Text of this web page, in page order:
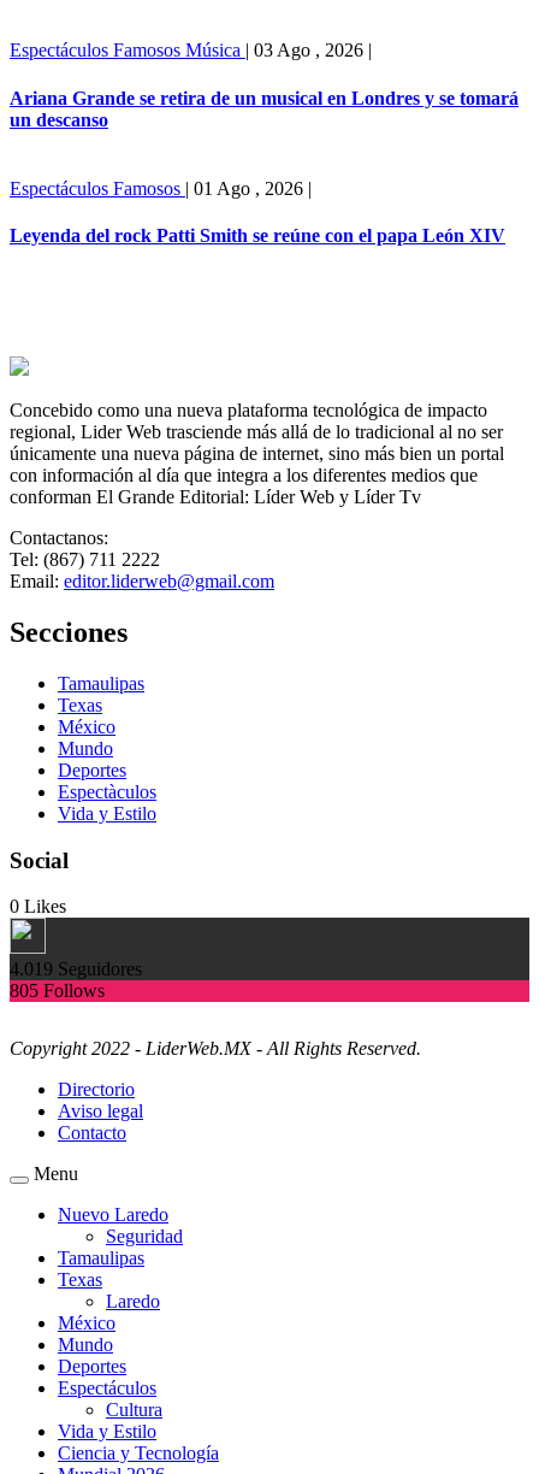
Espectáculos Famosos Música | 03 Ago , 2026 |
Ariana Grande se retira de un musical en Londres y se tomará
un descanso
Espectáculos Famosos | 01 Ago , 2026 |
Leyenda del rock Patti Smith se reúne con el papa León XIV
Concebido como una nueva plataforma tecnológica de impacto
regional, Lider Web trasciende más allá de lo tradicional al no ser
únicamente una nueva página de internet, sino más bien un portal
con información al día que integra a los diferentes medios que
conforman El Grande Editorial: Líder Web y Líder Tv
Contactanos:
Tel: (867) 711 2222
Email: editor.liderweb@gmail.com
Secciones
Tamaulipas
Texas
México
Mundo
Deportes
Espectàculos
Vida y Estilo
Social
0 Likes
4.019 Seguidores
805 Follows
Copyright 2022 - LiderWeb.MX - All Rights Reserved.
Directorio
Aviso legal
Contacto
Menu
Nuevo Laredo
Seguridad
Tamaulipas
Texas
Laredo
México
Mundo
Deportes
Espectáculos
Cultura
Vida y Estilo
Ciencia y Tecnología